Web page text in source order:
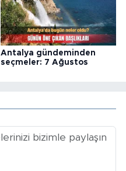
Antalya gündeminden
seçmeler: 7 Ağustos